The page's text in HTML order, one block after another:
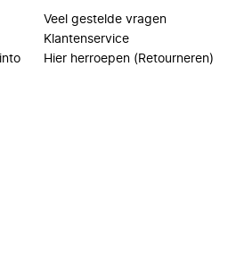
Veel gestelde vragen
Klantenservice
Hier herroepen (Retourneren)